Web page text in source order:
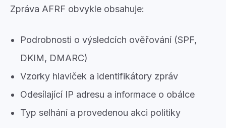
Zpráva AFRF obvykle obsahuje:
Podrobnosti o výsledcích ověřování (SPF,
DKIM, DMARC)
Vzorky hlaviček a identifikátory zpráv
Odesílající IP adresu a informace o obálce
Typ selhání a provedenou akci politiky